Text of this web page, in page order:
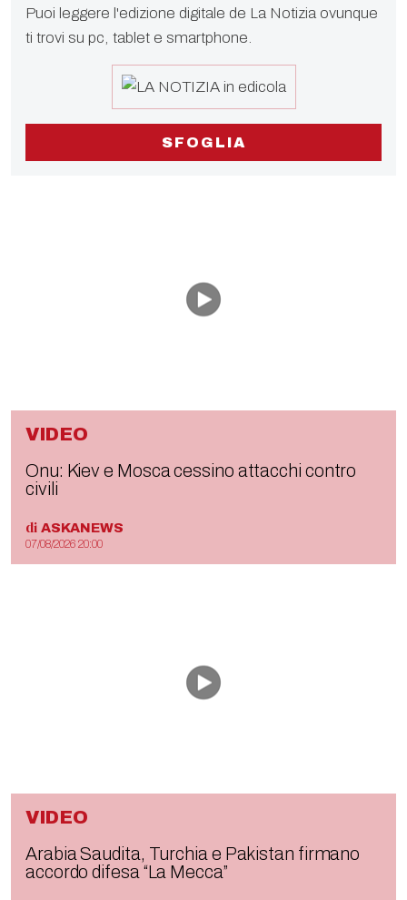
Puoi leggere l'edizione digitale de La Notizia ovunque
ti trovi su pc, tablet e smartphone.
SFOGLIA
VIDEO
Onu: Kiev e Mosca cessino attacchi contro
civili
di ASKANEWS
07/08/2026 20:00
VIDEO
Arabia Saudita, Turchia e Pakistan firmano
accordo difesa “La Mecca”